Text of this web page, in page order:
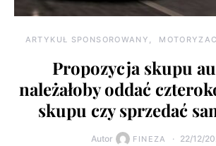
ARTYKUŁ SPONSOROWANY
Propozycja skupu
należałoby oddać
skupu czy sprzedać
Autor FINEZA 22/12/